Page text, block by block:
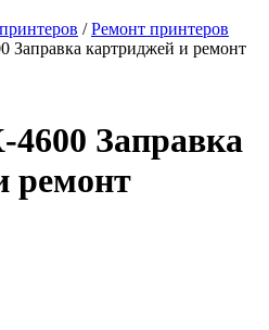
/Ремонт принтеров
Заправка картриджей и ремонт
4600 Заправка
ремонт